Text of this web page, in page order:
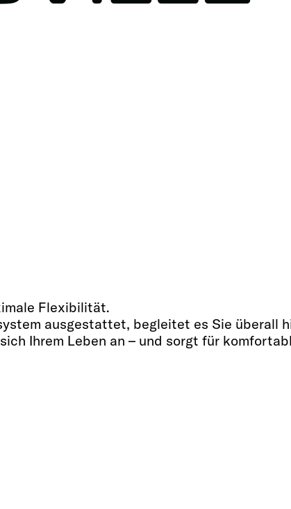
Flexibilität.
ausgestattet, begleitet es Sie überall
Ihrem Leben an – und sorgt für